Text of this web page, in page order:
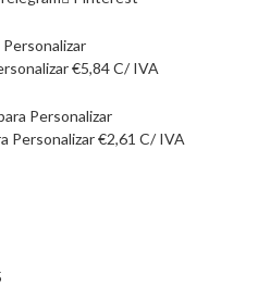
€5,84C/ IVA
Personalizar€2,61 C/ IVA